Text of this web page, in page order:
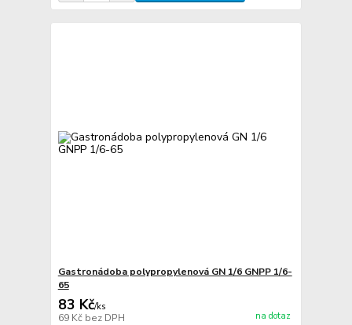
Gastronádoba polypropylenová GN 1/6 GNPP 1/6-
65
83 Kč/ks
69 Kč bez DPH na dotaz